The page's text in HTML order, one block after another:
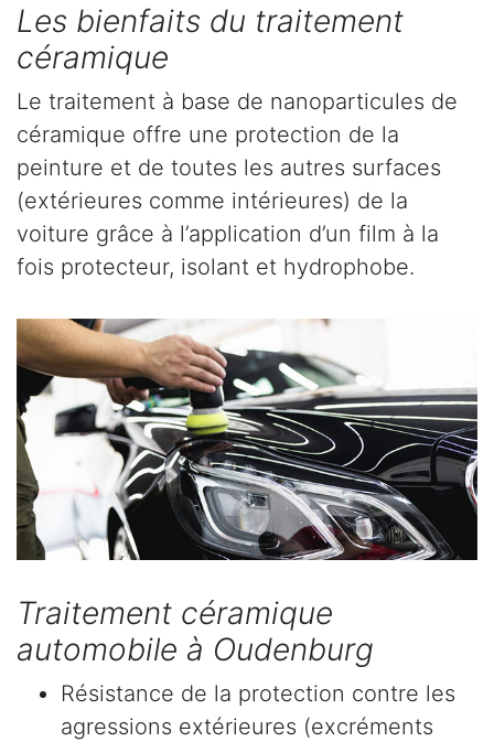
Les bienfaits du traitement
céramique
Le traitement à base de nanoparticules de
céramique offre une protection de la
peinture et de toutes les autres surfaces
(extérieures comme intérieures) de la
voiture grâce à l’application d’un film à la
fois protecteur, isolant et hydrophobe.
Traitement céramique
automobile à Oudenburg
Résistance de la protection contre les
agressions extérieures (excréments